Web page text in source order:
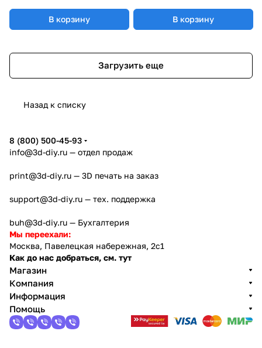
В корзину В корзину
Загрузить еще
Назад к списку
8 (800) 500-45-93
info@3d-diy.ru — отдел продаж
print@3d-diy.ru — 3D печать на заказ
support@3d-diy.ru — тех. поддержка
buh@3d-diy.ru — Бухгалтерия
Мы переехали:
Москва, Павелецкая набережная, 2с1
Как до нас добраться, см. тут
Магазин
Компания
Информация
Помощь